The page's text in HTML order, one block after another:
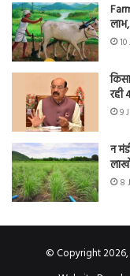
रही
9
न
8
© Copyright 2026,